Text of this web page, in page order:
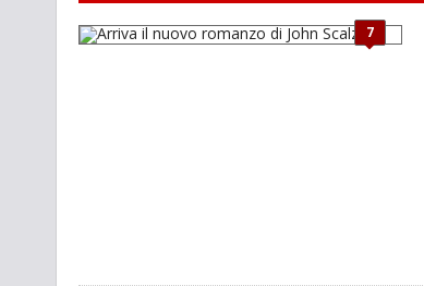
7